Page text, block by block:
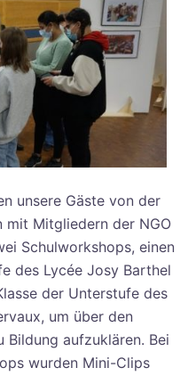
unsere Gäste von der
mit Mitgliedern der NGO
Schulworkshops, einen
des Lycée Josy Barthel
der Unterstufe des
um über den
aufzuklären. Bei
wurden Mini-Clips